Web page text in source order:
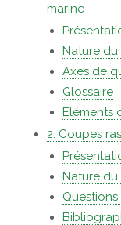
marine
Nature
Axes de
Glossaire
Eléments
2. Coupes
Nature